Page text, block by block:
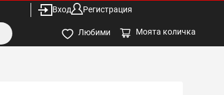
Вход Регистрация
Любими Моята количка